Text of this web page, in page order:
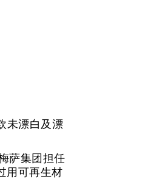
未漂白及漂
萨集团担任
用可再生材